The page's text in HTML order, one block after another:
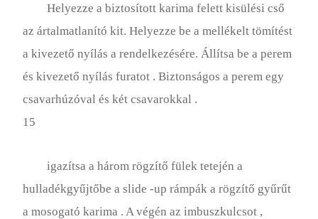
Helyezze a biztosított karima felett kisülési cső
az ártalmatlanító kit. Helyezze be a mellékelt tömítést
a kivezető nyílás a rendelkezésére. Állítsa be a perem
és kivezető nyílás furatot . Biztonságos a perem egy
csavarhúzóval és két csavarokkal .
15
igazítsa a három rögzítő fülek tetején a
hulladékgyűjtőbe a slide -up rámpák a rögzítő gyűrűt
a mosogató karima . A végén az imbuszkulcsot ,